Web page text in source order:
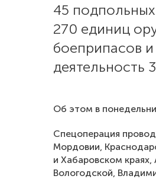
45
270 единиц
боеприпасов
деятельность
Об этом в
Спецоперация
Мордовии,
и Хабаровском
Вологодской,